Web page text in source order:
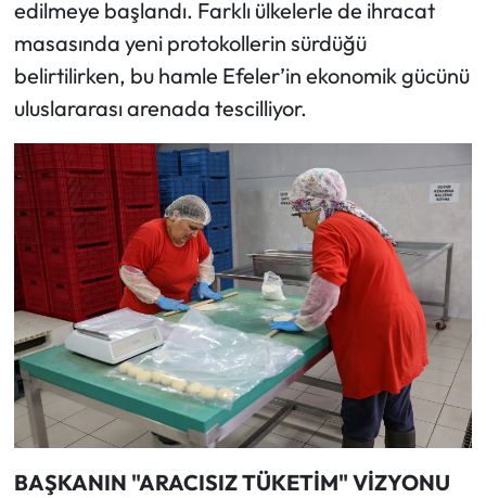
edilmeye başlandı. Farklı ülkelerle de ihracat
masasında yeni protokollerin sürdüğü
belirtilirken, bu hamle Efeler’in ekonomik gücünü
uluslararası arenada tescilliyor.
BAŞKANIN "ARACISIZ TÜKETİM" VİZYONU